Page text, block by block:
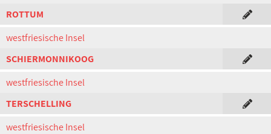
ROTTUM
westfriesische Insel
SCHIERMONNIKOOG
westfriesische Insel
TERSCHELLING
westfriesische Insel